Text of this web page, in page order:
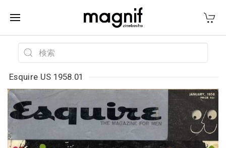
Esquire US 1958.01